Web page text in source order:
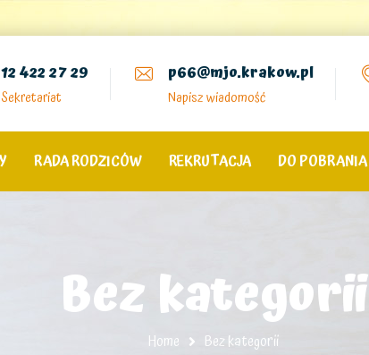
12 422 27 29
Sekretariat
p66@mjo.krakow.pl
Napisz wiadomość
RADA RODZICÓW REKRUTACJA DO POBRANIA
Bez kategorii
Home Bez kategorii